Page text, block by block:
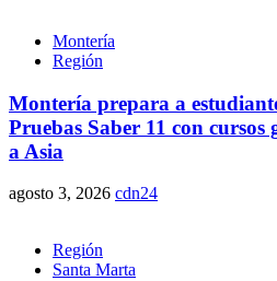
Montería
Región
Montería prepara a
Pruebas Saber 11 con cursos
a Asia
agosto 3, 2026 cdn24
Región
Santa Marta